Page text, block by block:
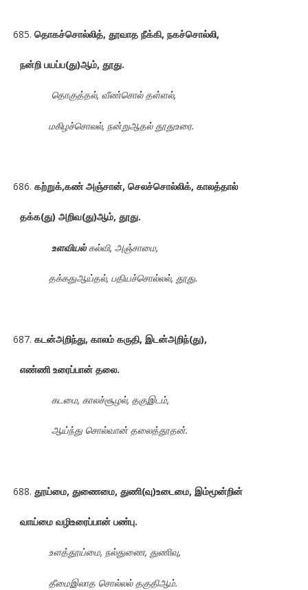
தொகச்சொல்லித், தூவாத நீக்கி, நகச்சொல்லி,
நன்றி பயப்ப(து)ஆம், தூது.
தொகுத்தல், வீண்சொல் தள்ளல்,
மகிழச்சொலல், நன்றுஆதல் தூதுஉரை.
கற்றுக்,கண் அஞ்சான், செலச்சொல்லிக், காலத்தால்
தக்க(து) அறிவ(து)ஆம், தூது.
உளவியல்கல்வி, அஞ்சாமை,
தக்கதுஆய்தல், பதியச்சொல்லல், தூது.
கடன்அறிந்து, காலம் கருதி, இடன்அறிந்(து),
எண்ணி உரைப்பான் தலை.
கடமை, காலச்சூழல், தகுஇடம்,
ஆய்ந்து சொல்வான் தலைத்தூதன்.
தூய்மை, துணைமை, துணி(வு)உடைமை, இம்மூன்றின்
வாய்மை வழிஉரைப்பான் பண்பு.
உளத்தூய்மை, நல்துணை, துணிவு,
தீமைஇலாத சொல்லல் தகுதிஆம்.